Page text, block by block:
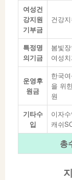
여성건
강지원
기부금
건강
특정명
의기금
봄빛
여성
운영후
원금
한국
을 위
원
기타수
입
이자
캐쉬
총